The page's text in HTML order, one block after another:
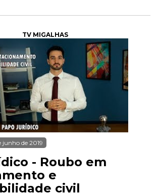
TV MIGALHAS
junho de 2019
- Roubo em
e
civil